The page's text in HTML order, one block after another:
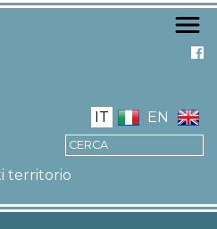
Salta
IT EN
territorio